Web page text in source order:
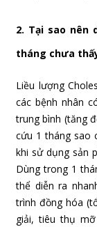
2. Tại sao nên
tháng chưa
Liều lượng
các bệnh nhân
trung bình (tăng
cứu 1 tháng sao
khi sử dụng sản
Dùng trong 1
thể diễn ra
trình đồng hóa
giải, tiêu thụ